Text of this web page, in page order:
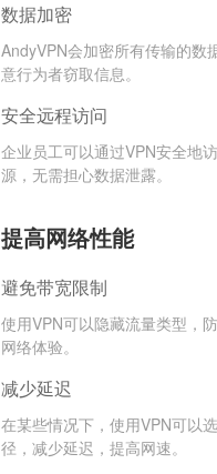
数据加密
AndyVPN会加密所有传输的数
意行为者窃取信息。
安全远程访问
企业员工可以通过VPN安全地
源，无需担心数据泄露。
提高网络性能
避免带宽限制
使用VPN可以隐藏流量类型，
网络体验。
减少延迟
在某些情况下，使用VPN可以
径，减少延迟，提高网速。